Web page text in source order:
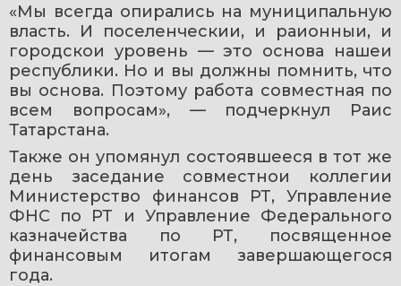
«Мы всегда опирались на муниципальную
власть. И поселенческии, и раионныи, и
городскои уровень — это основа нашеи
республики. Но и вы должны помнить, что
вы основа. Поэтому работа совместная по
всем вопросам», — подчеркнул Раис
Татарстана.
Также он упомянул состоявшееся в тот же
день заседание совместнои коллегии
Министерство финансов РТ, Управление
ФНС по РТ и Управление Федерального
казначейства по РТ, посвященное
финансовым итогам завершающегося
года.